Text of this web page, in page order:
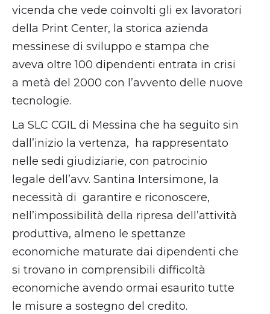
vicenda che vede coinvolti gli ex lavoratori
della Print Center, la storica azienda
messinese di sviluppo e stampa che
aveva oltre 100 dipendenti entrata in crisi
a metà del 2000 con l’avvento delle nuove
tecnologie.
La SLC CGIL di Messina che ha seguito sin
dall’inizio la vertenza, ha rappresentato
nelle sedi giudiziarie, con patrocinio
legale dell’avv. Santina Intersimone, la
necessità di garantire e riconoscere,
nell’impossibilità della ripresa dell’attività
produttiva, almeno le spettanze
economiche maturate dai dipendenti che
si trovano in comprensibili difficoltà
economiche avendo ormai esaurito tutte
le misure a sostegno del credito.